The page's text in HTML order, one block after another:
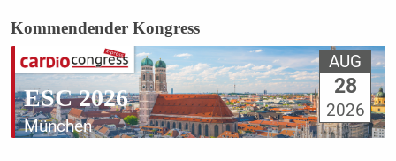
Kommendender Kongress
ESC 2026
München
AUG
28
2026